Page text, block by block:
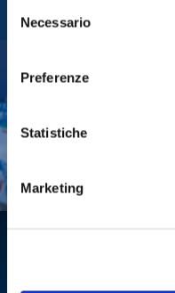
delNecessario
Preferenze
Statistiche
Marketing